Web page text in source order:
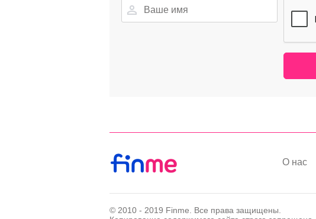
О нас
© 2010 - 2019 Finme. Все права защищены.